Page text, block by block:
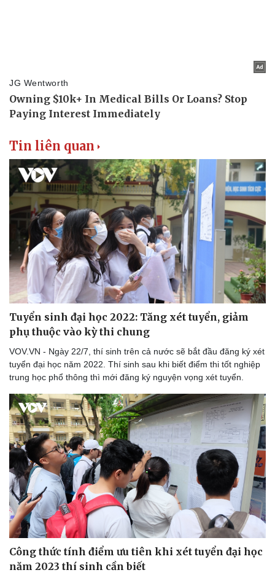
Tin liên quan
Tuyển sinh đại học 2022: Tăng xét tuyển, giảm
phụ thuộc vào kỳ thi chung
VOV.VN - Ngày 22/7, thí sinh trên cả nước sẽ bắt đầu đăng ký xét
tuyển đại học năm 2022. Thí sinh sau khi biết điểm thi tốt nghiệp
trung học phổ thông thì mới đăng ký nguyện vọng xét tuyển.
Công thức tính điểm ưu tiên khi xét tuyển đại học
năm 2023 thí sinh cần biết